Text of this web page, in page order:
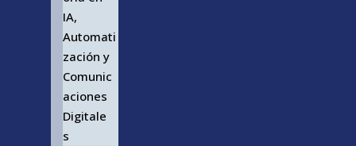
IA,
Automati
zación y
Comunic
aciones
Digitale
s